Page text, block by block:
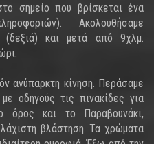
σημείο που βρίσκεται ένα
Ακολουθήσαμε
και μετά από 9χλμ.
ανύπαρκτη κίνηση. Περάσαμε
οδηγούς τις πινακίδες για
και το Παραβουνάκι,
βλάστηση. Τα χρώματα